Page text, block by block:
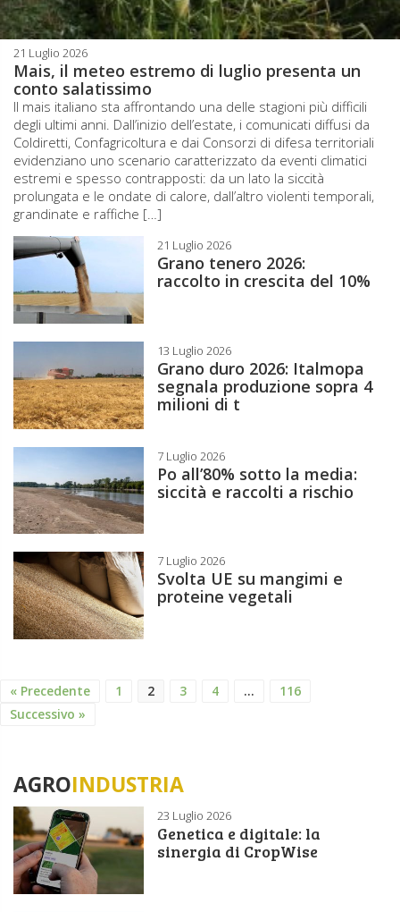
21 Luglio 2026
Mais, il meteo estremo di luglio presenta un
conto salatissimo
Il mais italiano sta affrontando una delle stagioni più difficili
degli ultimi anni. Dall’inizio dell’estate, i comunicati diffusi da
Coldiretti, Confagricoltura e dai Consorzi di difesa territoriali
evidenziano uno scenario caratterizzato da eventi climatici
estremi e spesso contrapposti: da un lato la siccità
prolungata e le ondate di calore, dall’altro violenti temporali,
grandinate e raffiche […]
21 Luglio 2026
Grano tenero 2026:
raccolto in crescita del 10%
13 Luglio 2026
Grano duro 2026: Italmopa
segnala produzione sopra 4
milioni di t
7 Luglio 2026
Po all’80% sotto la media:
siccità e raccolti a rischio
7 Luglio 2026
Svolta UE su mangimi e
proteine vegetali
« Precedente 1 2 3 4 …
116
Successivo »
AGROINDUSTRIA
23 Luglio 2026
Genetica e digitale: la
sinergia di CropWise